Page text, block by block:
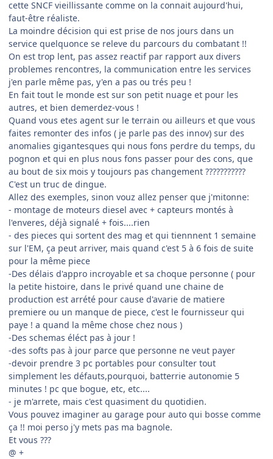
cette SNCF vieillissante comme on la connait aujourd'hui,
faut-être réaliste.
La moindre décision qui est prise de nos jours dans un
service quelquonce se releve du parcours du combatant !!
On est trop lent, pas assez reactif par rapport aux divers
problemes rencontres, la communication entre les services
j'en parle même pas, y'en a pas ou trés peu !
En fait tout le monde est sur son petit nuage et pour les
autres, et bien demerdez-vous !
Quand vous etes agent sur le terrain ou ailleurs et que vous
faites remonter des infos ( je parle pas des innov) sur des
anomalies gigantesques qui nous fons perdre du temps, du
pognon et qui en plus nous fons passer pour des cons, que
au bout de six mois y toujours pas changement ???????????
C'est un truc de dingue.
Allez des exemples, sinon vouz allez penser que j'mitonne:
- montage de moteurs diesel avec + capteurs montés à
l'enveres, déjà signalé + fois....rien
- des pieces qui sortent des mag et qui tiennnent 1 semaine
sur l'EM, ça peut arriver, mais quand c'est 5 à 6 fois de suite
pour la même piece
-Des délais d'appro incroyable et sa choque personne ( pour
la petite histoire, dans le privé quand une chaine de
production est arrété pour cause d'avarie de matiere
premiere ou un manque de piece, c'est le fournisseur qui
paye ! a quand la même chose chez nous )
-Des schemas éléct pas à jour !
-des softs pas à jour parce que personne ne veut payer
-devoir prendre 3 pc portables pour consulter tout
simplement les défauts,pourquoi, batterrie autonomie 5
minutes ! pc que bogue, etc, etc....
- je m'arrete, mais c'est quasiment du quotidien.
Vous pouvez imaginer au garage pour auto qui bosse comme
ça !! moi perso j'y mets pas ma bagnole.
Et vous ???
@ +